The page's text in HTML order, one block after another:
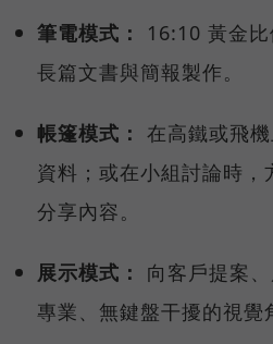
筆電模式：
16:10 黃金
長篇文書與簡報製作。
帳篷模式： 在高鐵或飛
資料；或在小組討論時，
分享內容。
展示模式：
向客戶提案
專業、無鍵盤干擾的視覺